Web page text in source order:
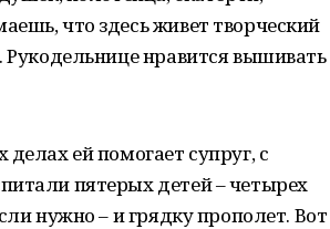
что здесь живет творческий
Рукодельнице нравится вышивать
ей помогает супруг, с
пятерых детей – четырех
нужно – и грядку прополет. Вот